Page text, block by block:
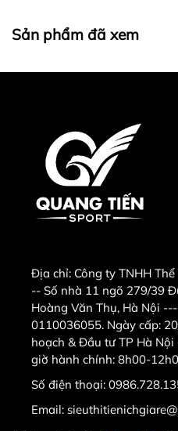
Sản phẩm đã xem
Địa chỉ: Công ty TNHH
-- Số nhà 11 ngõ 279/39
Hoàng Văn Thụ, Hà Nội
0110036055. Ngày cấp:
hoạch & Đầu tư TP Hà
giờ hành chính: 8h00-
Số điện thoại:
Email: